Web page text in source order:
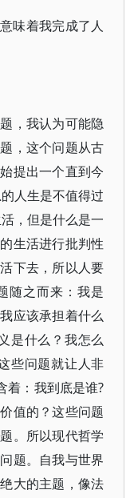
味着我完成了人
，我认为可能隐
，这个问题从古
提出一个直到今
人生是不值得过
，但是什么是一
生活进行批判性
下去，所以人要
随之而来：我是
应该承担着什么
是什么？我怎么
些问题就让人非
着：我到底是谁?
值的？这些问题
。所以现代哲学
题。自我与世界
大的主题，像法